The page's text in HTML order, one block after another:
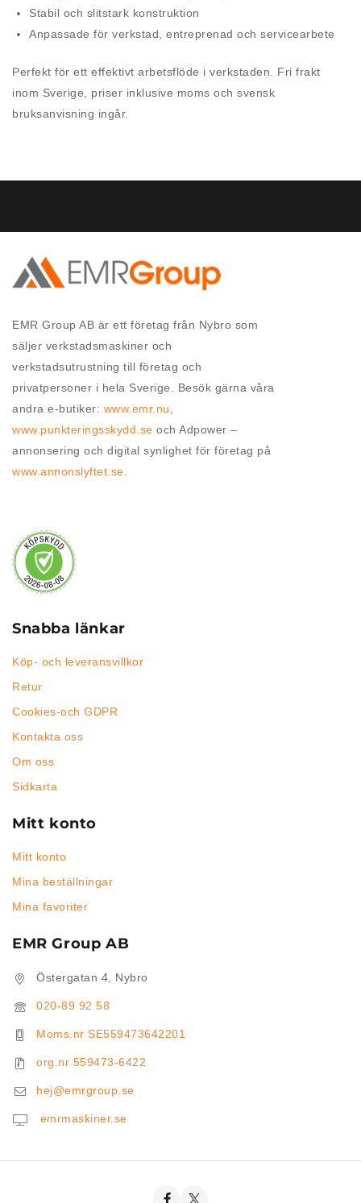
Stabil och slitstark konstruktion
Anpassade för verkstad, entreprenad och servicearbete
Perfekt för ett effektivt arbetsflöde i verkstaden. Fri frakt
inom Sverige, priser inklusive moms och svensk
bruksanvisning ingår.
EMR Group AB är ett företag från Nybro som
säljer verkstadsmaskiner och
verkstadsutrustning till företag och
privatpersoner i hela Sverige. Besök gärna våra
andra e-butiker: www.emr.nu,
www.punkteringsskydd.se och Adpower –
annonsering och digital synlighet för företag på
www.annonslyftet.se.
Snabba länkar
Köp- och leveransvillkor
Retur
Cookies-och GDPR
Kontakta oss
Om oss
Sidkarta
Mitt konto
Mitt konto
Mina beställningar
Mina favoriter
EMR Group AB
Östergatan 4, Nybro
020-89 92 58
Moms.nr SE559473642201
org.nr 559473-6422
hej@emrgroup.se
emrmaskiner.se